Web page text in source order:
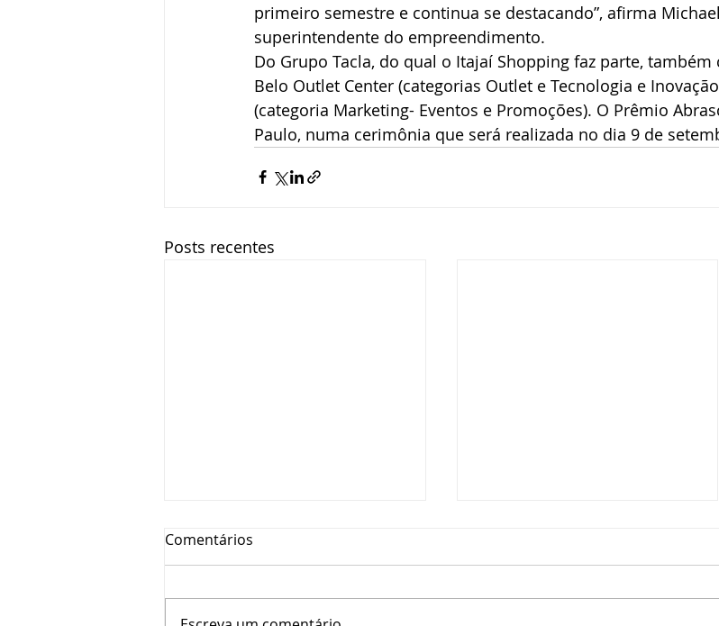
primeiro semestre e continua se destacando”, afirma
superintendente do empreendimento.
Do Grupo Tacla, do qual o Itajaí Shopping faz parte,
Belo Outlet Center (categorias Outlet e Tecnologia e
(categoria Marketing- Eventos e Promoções). O Prêmio
Paulo, numa cerimônia que será realizada no dia 9 de
Posts recentes
Comentários